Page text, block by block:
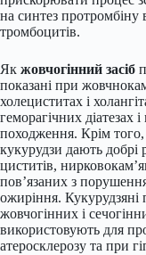
на синтез протромбіну
тромбоцитів.
Як жовчогінний засіб
показані при
холециститах і
геморагічних діатезах
походження. Крім
кукурудзи дають добрі
циститів,
пов’язаних з
ожиріння.
жовчогінних і
використовують для
атеросклерозу та при